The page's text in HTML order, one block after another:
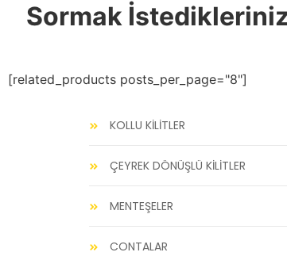
Sormak
[related_products posts_per_page="8"]
KOLLU KİLİTLER
ÇEYREK DÖNÜŞLÜ KİLİTLER
MENTEŞELER
CONTALAR